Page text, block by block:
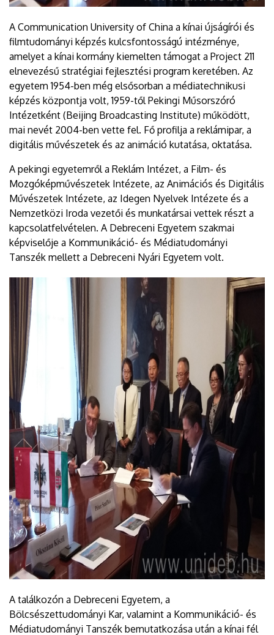
A Communication University of China a kínai újságírói és
filmtudományi képzés kulcsfontosságú intézménye,
amelyet a kínai kormány kiemelten támogat a Project 211
elnevezésű stratégiai fejlesztési program keretében. Az
egyetem 1954-ben még elsősorban a médiatechnikusi
képzés központja volt, 1959-től Pekingi Műsorszóró
Intézetként (Beijing Broadcasting Institute) működött,
mai nevét 2004-ben vette fel. Fő profilja a reklámipar, a
digitális művészetek és az animáció kutatása, oktatása.
A pekingi egyetemről a Reklám Intézet, a Film- és
Mozgóképművészetek Intézete, az Animációs és Digitális
Művészetek Intézete, az Idegen Nyelvek Intézete és a
Nemzetközi Iroda vezetői és munkatársai vettek részt a
kapcsolatfelvételen. A Debreceni Egyetem szakmai
képviselője a Kommunikáció- és Médiatudományi
Tanszék mellett a Debreceni Nyári Egyetem volt.
A találkozón a Debreceni Egyetem, a
Bölcsészettudományi Kar, valamint a Kommunikáció- és
Médiatudományi Tanszék bemutatkozása után a kínai fél